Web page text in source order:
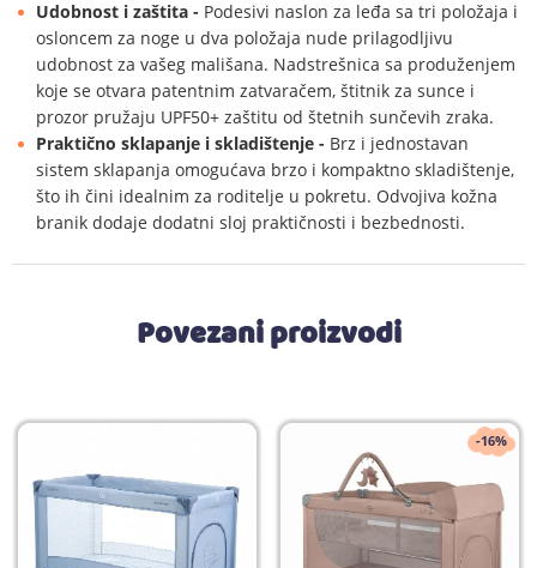
Udobnost i zaštita - Podesivi naslon za leđa sa tri položaja i
osloncem za noge u dva položaja nude prilagodljivu
udobnost za vašeg mališana. Nadstrešnica sa produženjem
koje se otvara patentnim zatvaračem, štitnik za sunce i
prozor pružaju UPF50+ zaštitu od štetnih sunčevih zraka.
Praktično sklapanje i skladištenje - Brz i jednostavan
sistem sklapanja omogućava brzo i kompaktno skladištenje,
što ih čini idealnim za roditelje u pokretu. Odvojiva kožna
branik dodaje dodatni sloj praktičnosti i bezbednosti.
Povezani proizvodi
-16%